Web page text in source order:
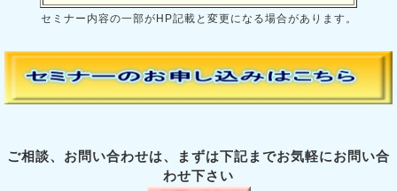
セミナー内容の一部がHP記載と変更になる場合があります。
ご相談、お問い合わせは、まずは下記までお気軽にお問い合
わせ下さい